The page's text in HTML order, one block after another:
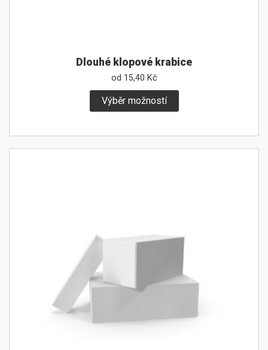
Dlouhé klopové krabice
od 15,40 Kč
Výběr možností